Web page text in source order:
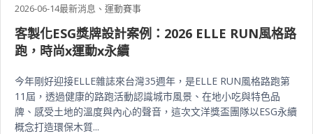
2026-06-14最新消息、運動賽事
客製化ESG獎牌設計案例：2026 ELLE RUN風格路
跑，時尚x運動x永續
今年剛好迎接ELLE雜誌來台灣35週年，是ELLE RUN風格路跑第
11屆，透過健康的路跑活動認識城市風景、在地小吃與特色品
牌、感受土地的溫度與內心的聲音，這次文洋獎盃團隊以ESG永續
概念打造環保木質...